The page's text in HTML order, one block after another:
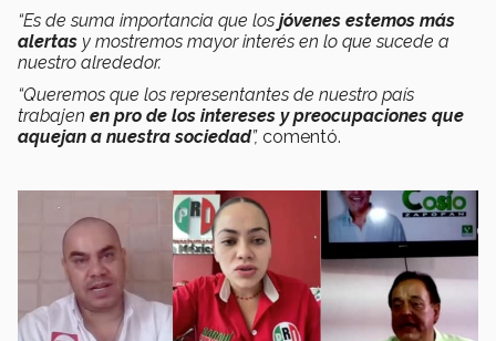
“Es de suma importancia que los jóvenes estemos más
alertas y mostremos mayor interés en lo que sucede a
nuestro alrededor.
“Queremos que los representantes de nuestro país
trabajen en pro de los intereses y preocupaciones que
aquejan a nuestra sociedad”, comentó.